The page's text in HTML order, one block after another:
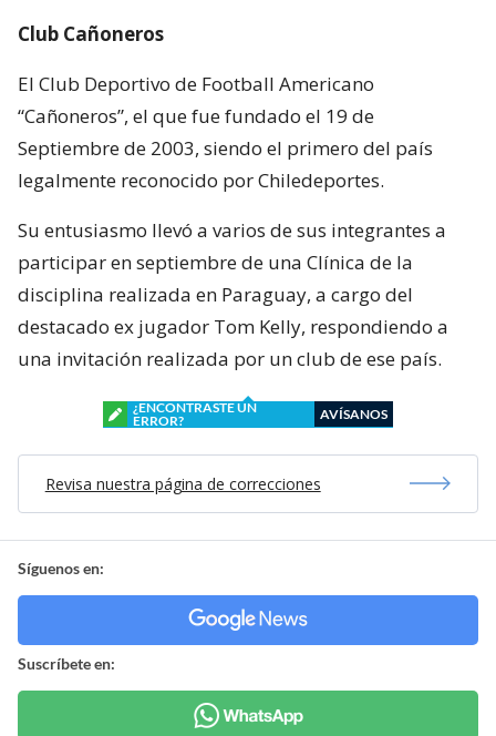
Club Cañoneros
El Club Deportivo de Football Americano
“Cañoneros”, el que fue fundado el 19 de
Septiembre de 2003, siendo el primero del país
legalmente reconocido por Chiledeportes.
Su entusiasmo llevó a varios de sus integrantes a
participar en septiembre de una Clínica de la
disciplina realizada en Paraguay, a cargo del
destacado ex jugador Tom Kelly, respondiendo a
una invitación realizada por un club de ese país.
¿ENCONTRASTE UN
ERROR?
AVÍSANOS
Revisa nuestra página de correcciones
Síguenos en:
Suscríbete en: